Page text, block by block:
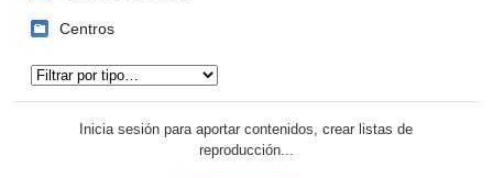
Centros
Inicia sesión para aportar contenidos, crear listas de
reproducción...